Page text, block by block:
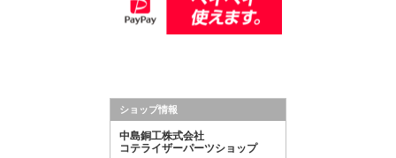
ショップ情報
中島銅工株式会社
コテライザーパーツショップ